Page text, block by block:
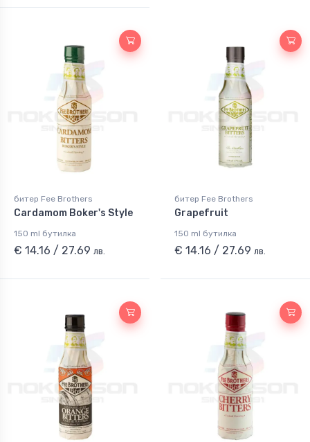
битер Fee Brothers
Cardamom Boker's Style
150 ml бутилка
€ 14.16 / 27.69 лв.
битер Fee Brothers
Grapefruit
150 ml бутилка
€ 14.16 / 27.69 лв.